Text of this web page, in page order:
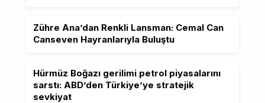
Zühre Ana’dan Renkli Lansman: Cemal Can
Canseven Hayranlarıyla Buluştu
Hürmüz Boğazı gerilimi petrol piyasalarını
sarstı: ABD’den Türkiye’ye stratejik
sevkiyat